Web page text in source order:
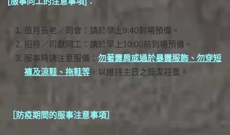
值月長老／司會：請於早上9:40到場預備。
招待／司獻同工：請於早上10:00前到場預備。
服事時請注意服儀： 勿著露肩或過於暴露服飾、勿穿短
褲及涼鞋、拖鞋等 ，以維持主日之簡潔莊重。
［防疫期間的服事注意事項］